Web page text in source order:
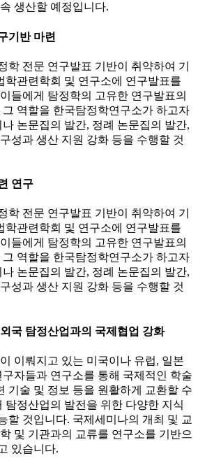
생산할 예정입니다.
기반 마련
학 전문 연구발표 기반이 취약하여 기
학관련학회 및 연구소에 연구발표를
들에게 탐정학의 고유한 연구발표의
그 역할을 한국탐정학연구소가 하고자
논문집의 발간, 정례 논문집의 발간,
성과 생산 지원 강화 등을 수행할 것
연구
학 전문 연구발표 기반이 취약하여 기
학관련학회 및 연구소에 연구발표를
들에게 탐정학의 고유한 연구발표의
역할을 한국탐정학연구소가 하고자
논문집의 발간, 정례 논문집의 발간,
성과 생산 지원 강화 등을 수행할 것
국 탐정산업과의 국제협업 강화
이뤄지고 있는 미국이나 유럽, 일본
자들과 연구소를 통해 국제적인 학술
기술 및 정보 등을 원활하게 교환할 수
탐정산업의 발전을 위한 다양한 지식
할 것입니다. 국제세미나의 개최 및 교
및 기관과의 교류를 연구소를 기반으
있습니다.